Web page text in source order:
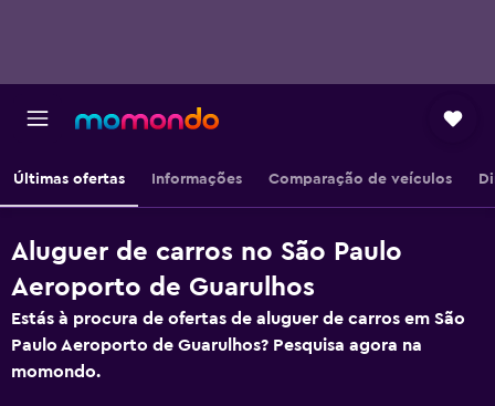
Últimas ofertas Informações Comparação de veículos
Aluguer de carros no São Paulo
Aeroporto de Guarulhos
Estás à procura de ofertas de aluguer de carros em São
Paulo Aeroporto de Guarulhos? Pesquisa agora na
momondo.